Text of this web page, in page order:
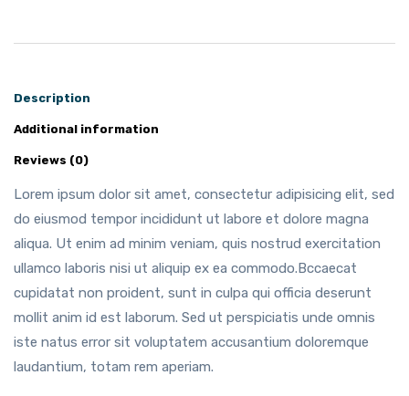
Description
Additional information
Reviews (0)
Lorem ipsum dolor sit amet, consectetur adipisicing elit, sed
do eiusmod tempor incididunt ut labore et dolore magna
aliqua. Ut enim ad minim veniam, quis nostrud exercitation
ullamco laboris nisi ut aliquip ex ea commodo.Bccaecat
cupidatat non proident, sunt in culpa qui officia deserunt
mollit anim id est laborum. Sed ut perspiciatis unde omnis
iste natus error sit voluptatem accusantium doloremque
laudantium, totam rem aperiam.